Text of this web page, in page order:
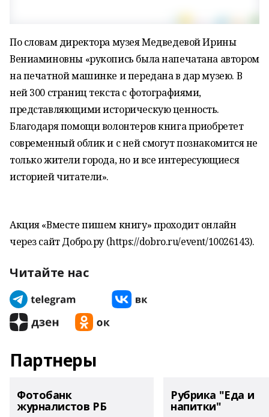
По словам директора музея Медведевой Ирины
Вениаминовны «рукопись была напечатана автором
на печатной машинке и передана в дар музею. В
ней 300 страниц текста с фотографиями,
представляющими историческую ценность.
Благодаря помощи волонтеров книга приобретет
современный облик и с ней смогут познакомится не
только жители города, но и все интересующиеся
историей читатели».
Акция «Вместе пишем книгу» проходит онлайн
через сайт Добро.ру (https://dobro.ru/event/10026143).
Читайте нас
Партнеры
Фотобанк
журналистов РБ
Рубрика "Еда и
напитки"